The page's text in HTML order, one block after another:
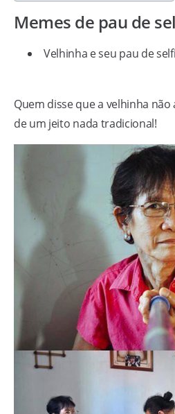
Memes de pau de
Velhinha e seu pau de
Quem disse que a velhinha
de um jeito nada tradicional!